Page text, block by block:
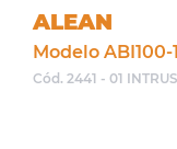
ALEAN
Modelo ABI100-
Cód. 2441 - 01